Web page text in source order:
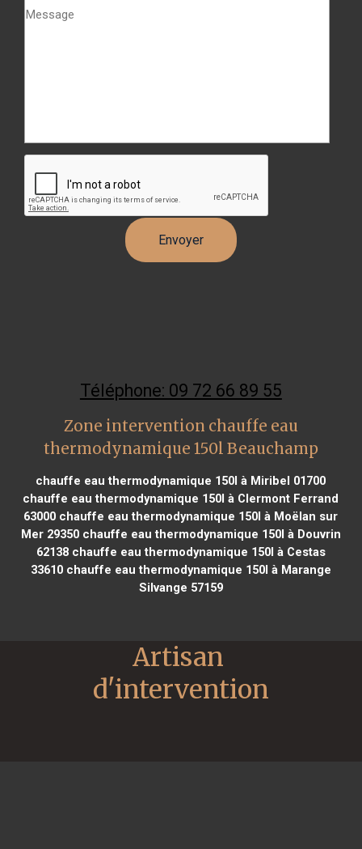
Téléphone: 09 72 66 89 55
Zone intervention chauffe eau
thermodynamique 150l Beauchamp
chauffe eau thermodynamique 150l à Miribel 01700
chauffe eau thermodynamique 150l à Clermont Ferrand
63000 chauffe eau thermodynamique 150l à Moëlan sur
Mer 29350chauffe eau thermodynamique 150l à Douvrin
62138chauffe eau thermodynamique 150l à Cestas
33610chauffe eau thermodynamique 150l à Marange
Silvange 57159
Artisan
d'intervention